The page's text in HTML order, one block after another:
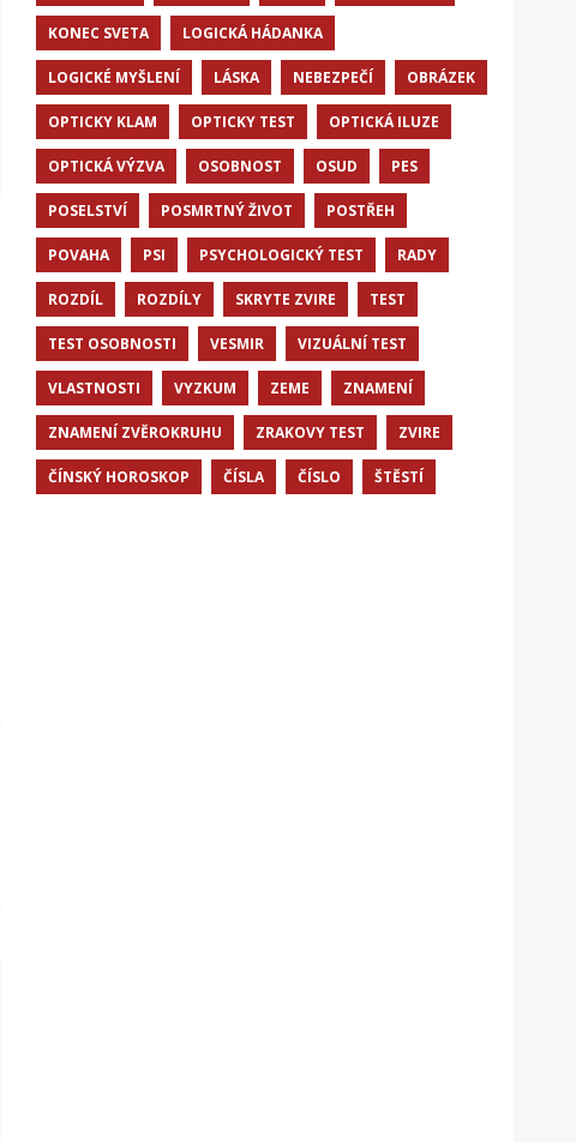
KONEC SVETA LOGICKÁ HÁDANKA
LOGICKÉ MYŠLENÍ LÁSKA NEBEZPEČÍ OBRÁZEK
OPTICKY KLAM OPTICKY TEST OPTICKÁ ILUZE
OPTICKÁ VÝZVA OSOBNOST OSUD PES
POSELSTVÍ POSMRTNÝ ŽIVOT POSTŘEH
POVAHA PSI PSYCHOLOGICKÝ TEST RADY
ROZDÍL ROZDÍLY SKRYTE ZVIRE TEST
TEST OSOBNOSTI VESMIR VIZUÁLNÍ TEST
VLASTNOSTI VYZKUM ZEME ZNAMENÍ
ZNAMENÍ ZVĚROKRUHU ZRAKOVY TEST ZVIRE
ČÍNSKÝ HOROSKOP ČÍSLA ČÍSLO ŠTĚSTÍ